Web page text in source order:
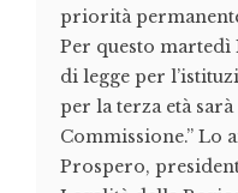
priorità
Per questo martedì
di legge per
per la terza età sarà
Commissione.” Lo
Prospero,